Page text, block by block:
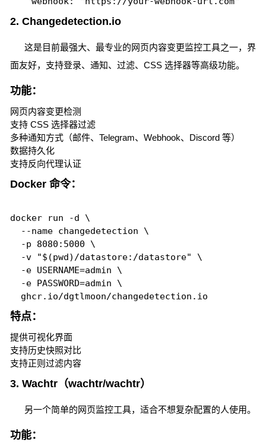
2. Changedetection.io
这是目前最强大、最专业的网页内容变更监控工具之一，界
面友好，支持登录、通知、过滤、CSS 选择器等高级功能。
功能：
网页内容变更检测
支持 CSS 选择器过滤
多种通知方式（邮件、Telegram、Webhook、Discord 等）
数据持久化
支持反向代理认证
Docker 命令：
docker run -d \
  --name changedetection \
  -p 8080:5000 \
  -v "$(pwd)/datastore:/datastore" \
  -e USERNAME=admin \
  -e PASSWORD=admin \
特点：
提供可视化界面
支持历史快照对比
支持正则过滤内容
3. Wachtr（wachtr/wachtr）
另一个简单的网页监控工具，适合不想复杂配置的人使用。
功能：